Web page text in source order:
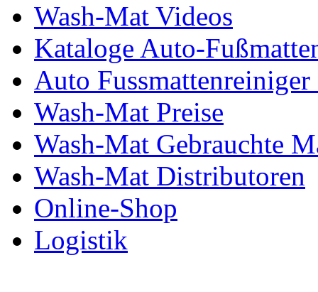
Wash-Mat Videos
Kataloge Auto-
Auto Fussmattenreiniger
Wash-Mat Preise
Wash-Mat Gebrauchte
Wash-Mat Distributoren
Online-Shop
Logistik